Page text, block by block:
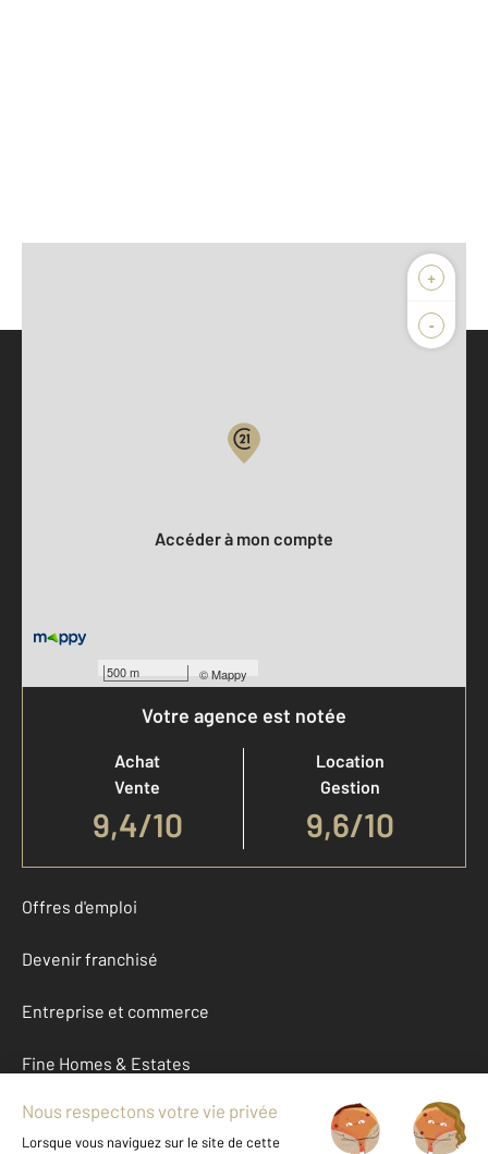
+
-
500 m ©Mappy
Accéder à mon compte
Votre agence est notée
Achat
Vente
9,4/10
Location
Gestion
9,6/10
Offres d'emploi
Devenir franchisé
Entreprise et commerce
Fine Homes & Estates
À propos